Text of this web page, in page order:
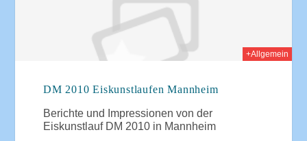
+Allgemein
DM 2010 Eiskunstlaufen Mannheim
Berichte und Impressionen von der
Eiskunstlauf DM 2010 in Mannheim